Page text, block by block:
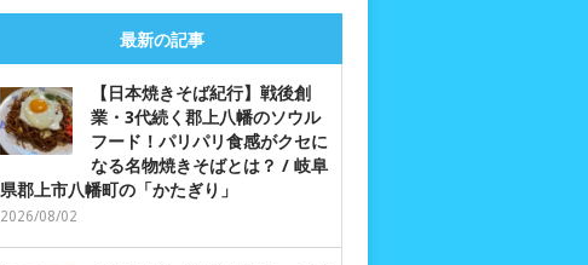
最新の記事
【日本焼きそば紀行】戦後創
業・3代続く郡上八幡のソウル
フード！パリパリ食感がクセに
なる名物焼きそばとは？ / 岐阜
県郡上市八幡町の「かたぎり」
2026/08/02